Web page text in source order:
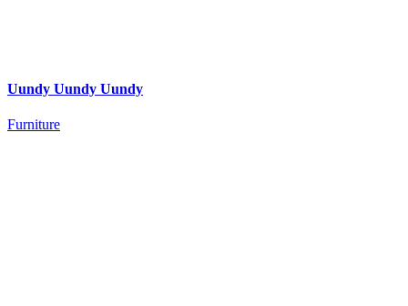
Uundy Uundy Uundy
Furniture